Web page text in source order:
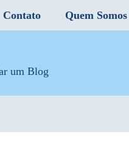
Contato Quem Somos
um Blog